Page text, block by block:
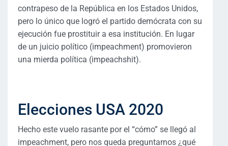
contrapeso de la República en los Estados Unidos,
pero lo único que logró el partido demócrata con su
ejecución fue prostituir a esa institución. En lugar
de un juicio político (impeachment) promovieron
una mierda política (impeachshit).
Elecciones USA 2020
Hecho este vuelo rasante por el “cómo” se llegó al
impeachment, pero nos queda preguntarnos ¿qué